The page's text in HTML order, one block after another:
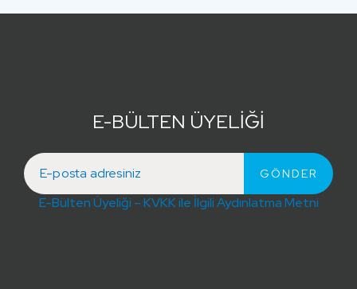
E-BÜLTEN ÜYELİĞİ
E-Bülten Üyeliği – KVKK ile İlgili Aydınlatma Metni